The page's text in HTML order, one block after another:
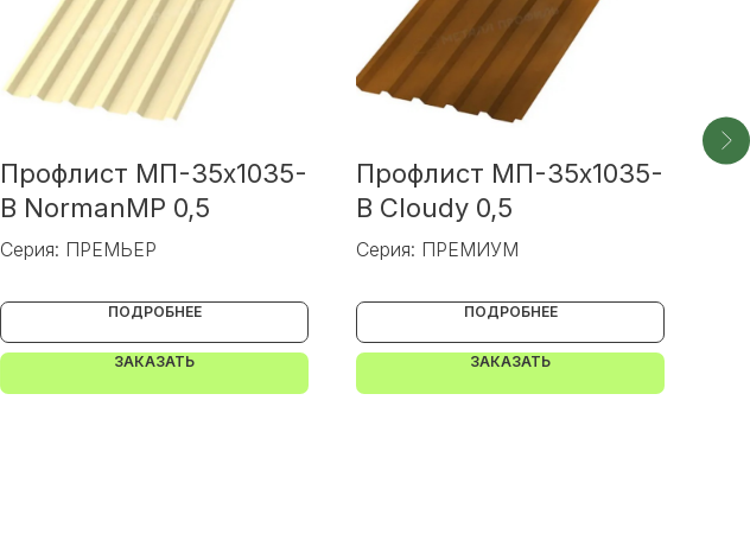
Профлист МП-35x1035-
В NormanMP 0,5
Серия: ПРЕМЬЕР
ПОДРОБНЕЕ
ЗАКАЗАТЬ
Профлист МП-35x1035-
В Cloudy 0,5
Серия: ПРЕМИУМ
ПОДРОБНЕЕ
ЗАКАЗАТЬ